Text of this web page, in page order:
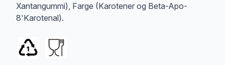
Xantangummi), Farge (Karotener og Beta-Apo-
8'Karotenal).